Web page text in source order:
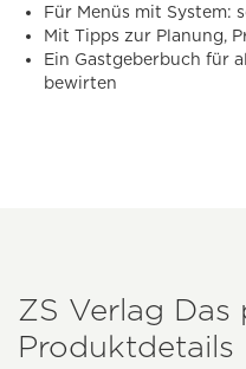
Für Menüs mit System:
Mit Tipps zur Planung,
Ein Gastgeberbuch für
bewirten
ZS Verlag
Produktdetails